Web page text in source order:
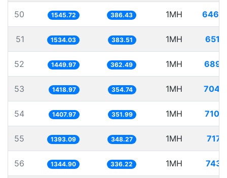
50 1545.72 386.43 1MH
51 1534.03 383.51 1MH
52 1449.97 362.49 1MH
53 1418.97 354.74 1MH
54 1407.97 351.99 1MH
55 1393.09 348.27 1MH
56 1344.90 336.22 1MH